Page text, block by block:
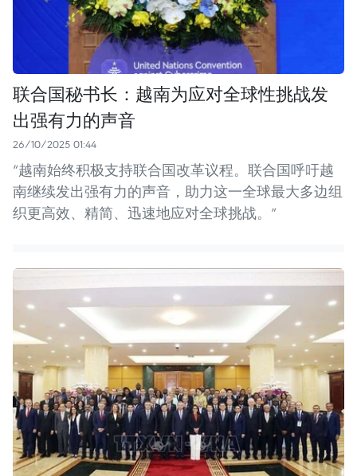
联合国秘书长：越南为应对全球性挑战发
出强有力的声音
26/10/2025 01:44
“越南始终积极支持联合国改革议程。联合国呼吁越
南继续发出强有力的声音，助力这一全球最大多边组
织更高效、精简、迅速地应对全球挑战。”